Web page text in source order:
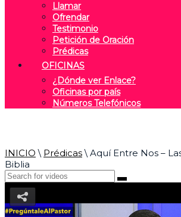
Llamar
Ofrendar
Testimonio
Petición de Oración
Prédicas
OFICINAS
¿Dónde ver Enlace?
Oficinas por país
Números Telefónicos
INICIO \ Prédicas\ Aquí Entre Nos –
Biblia